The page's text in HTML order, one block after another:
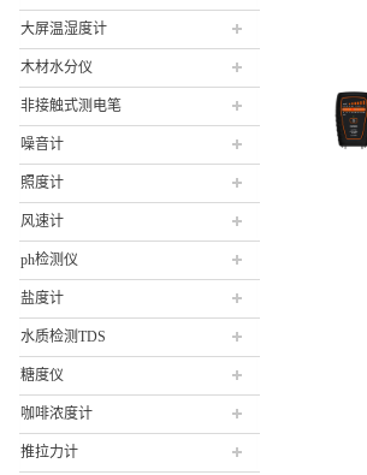
大屏温湿度计
木材水分仪
非接触式测电笔
噪音计
照度计
风速计
ph检测仪
盐度计
水质检测TDS
糖度仪
咖啡浓度计
推拉力计